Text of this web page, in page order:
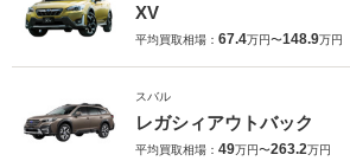
XV
平均買取相場： 67.4万円〜148.9万円
スバル
レガシィアウトバック
平均買取相場： 49万円〜263.2万円